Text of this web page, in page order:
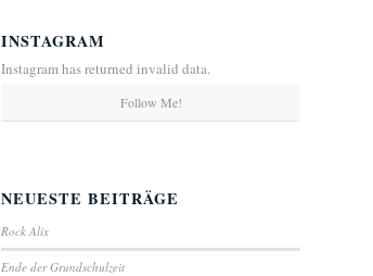
INSTAGRAM
Instagram has returned invalid data.
Follow Me!
NEUESTE BEITRÄGE
Rock Alix
Ende der Grundschulzeit